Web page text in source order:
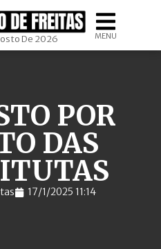
De 2026 MENU
POR
DAS
17/1/2025 11:14